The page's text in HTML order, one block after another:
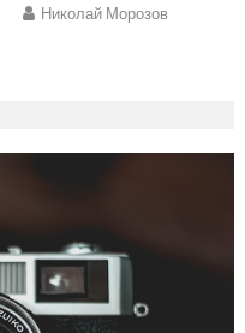
Николай Морозов